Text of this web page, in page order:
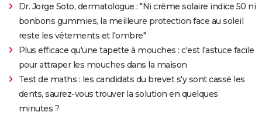
Dr. Jorge Soto, dermatologue : "Ni crème solaire indice 50 ni
bonbons gummies, la meilleure protection face au soleil
reste les vêtements et l'ombre"
Plus efficace qu'une tapette à mouches : c'est l'astuce facile
pour attraper les mouches dans la maison
Test de maths : les candidats du brevet s'y sont cassé les
dents, saurez-vous trouver la solution en quelques
minutes ?